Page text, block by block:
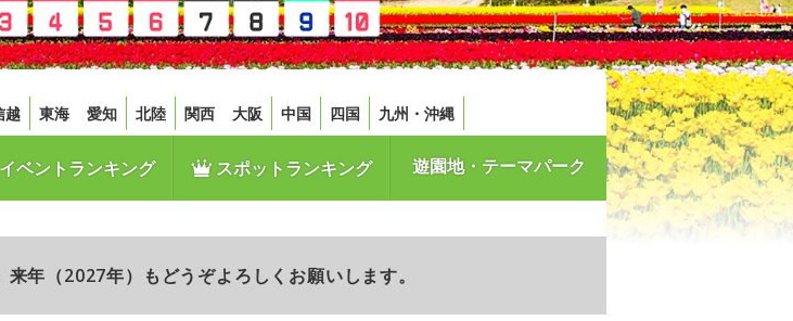
越 東海 愛知 北陸 関西 大阪 中国 四国 九州・沖縄
ベントランキング スポットランキング 遊園地・テーマパーク
年（2027年）もどうぞよろしくお願いします。